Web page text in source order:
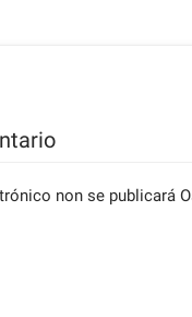
non se publicará